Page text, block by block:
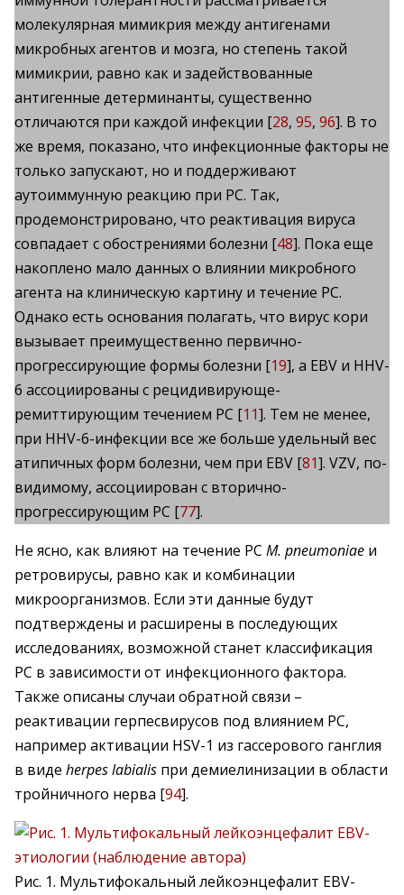
молекулярная мимикрия между антигенами
микробных агентов и мозга, но степень такой
мимикрии, равно как и задействованные
антигенные детерминанты, существенно
отличаются при каждой инфекции [28, 95, 96]. В то
же время, показано, что инфекционные факторы не
только запускают, но и поддерживают
аутоиммунную реакцию при РС. Так,
продемонстрировано, что реактивация вируса
совпадает с обострениями болезни [48]. Пока еще
накоплено мало данных о влиянии микробного
агента на клиническую картину и течение РС.
Однако есть основания полагать, что вирус кори
вызывает преимущественно первично-
прогрессирующие формы болезни [19], а EBV и HHV-
6 ассоциированы с рецидивирующе-
ремиттирующим течением РС [11]. Тем не менее,
при HHV-6-инфекции все же больше удельный вес
атипичных форм болезни, чем при EBV [81]. VZV, по-
видимому, ассоциирован с вторично-
прогрессирующим РС [77].
Не ясно, как влияют на течение РС M. pneumoniae и
ретровирусы, равно как и комбинации
микроорганизмов. Если эти данные будут
подтверждены и расширены в последующих
исследованиях, возможной станет классификация
РС в зависимости от инфекционного фактора.
Также описаны случаи обратной связи –
реактивации герпесвирусов под влиянием РС,
например активации HSV-1 из гассерового ганглия
в виде herpes labialis при демиелинизации в области
тройничного нерва [94].
Рис. 1. Мультифокальный лейкоэнцефалит EBV-